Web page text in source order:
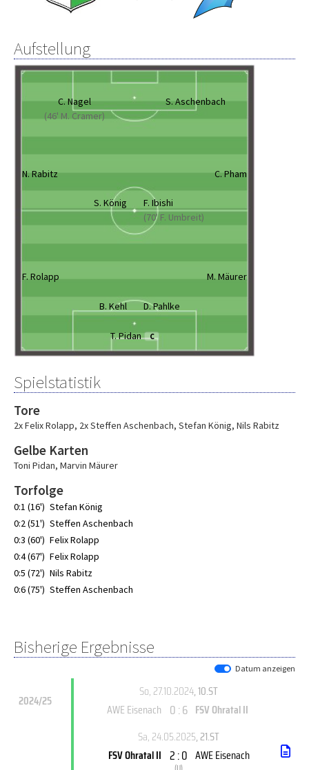
Aufstellung
C. Nagel
(46' M. Cramer)
S. Aschenbach
N. Rabitz C. Pham
S. König
F. Ibishi
(70' F. Umbreit)
F. Rolapp M. Mäurer
B. Kehl D. Pahlke
T. Pidan C
Spielstatistik
Tore
2x Felix Rolapp, 2x Steffen Aschenbach, Stefan König, Nils Rabitz
Gelbe Karten
Toni Pidan, Marvin Mäurer
Torfolge
0:1 (16') Stefan König
0:2 (51') Steffen Aschenbach
0:3 (60') Felix Rolapp
0:4 (67') Felix Rolapp
0:5 (72') Nils Rabitz
0:6 (75') Steffen Aschenbach
Bisherige Ergebnisse
Datum anzeigen
2024/25
So, 27.10.2024, 10.ST
AWE Eisenach 0 : 6 FSV Ohratal II
Sa, 24.05.2025, 21.ST
FSV Ohratal II 2 : 0 AWE Eisenach